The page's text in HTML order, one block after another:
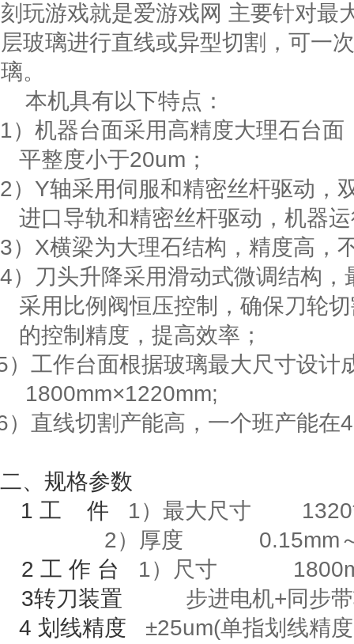
刻玩游戏就是爱游戏网 主要针对最
层玻璃进行直线或异型切割，可一
璃。
本机具有以下特点：
1） 机器台面采用高精度大理石台
平整度小于20um ；
2） Y轴采用伺服和精密丝杆驱动，
进口导轨和精密丝杆驱动，机器
3） X横梁为大理石结构，精度高，
4）刀头升降采用滑动式微调结构，
采用比例阀恒压控制，确保刀轮
的控制精度，提高效率；
）工作台面根据玻璃最大尺寸设计
1800mm×1220mm;
）直线切割产能高，一个班产能在
二、规格参数
1 工 件 1）最大尺寸
2）厚度
0.15mm
2工作 台 1）尺寸
3转刀装置 步进电机+同步
4划线精度 ±25um(单指划线精